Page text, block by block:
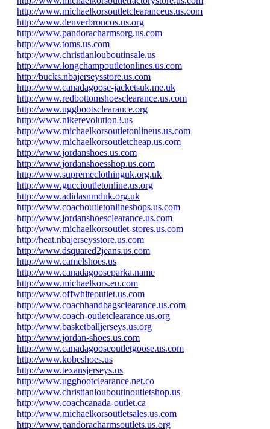
http://www.michaelkorsoutletclearanceus.us.com
http://www.denverbroncos.us.org
http://www.pandoracharmsorg.us.com
http://www.toms.us.com
http://www.christianlouboutinsale.us
http://www.longchampoutletonlines.us.com
http://bucks.nbajerseysstore.us.com
http://www.canadagoose-jacketsuk.me.uk
http://www.redbottomshoesclearance.us.com
http://www.uggbootsclearance.org
http://www.nikerevolution3.us
http://www.michaelkorsoutletonlineus.us.com
http://www.michaelkorsoutletcheap.us.com
http://www.jordanshoes.us.com
http://www.jordanshoesshop.us.com
http://www.supremeclothinguk.org.uk
http://www.guccioutletonline.us.org
http://www.adidasnmduk.org.uk
http://www.coachoutletonlineshops.us.com
http://www.jordanshoesclearance.us.com
http://www.michaelkorsoutlet-stores.us.com
http://heat.nbajerseysstore.us.com
http://www.dsquared2jeans.us.com
http://www.camelshoes.us
http://www.canadagooseparka.name
http://www.michaelkors.eu.com
http://www.offwhiteoutlet.us.com
http://www.coachhandbagsclearance.us.com
http://www.coach-outletclearance.us.org
http://www.basketballjerseys.us.org
http://www.jordan-shoes.us.com
http://www.canadagooseoutletgoose.us.com
http://www.kobeshoes.us
http://www.texansjerseys.us
http://www.uggbootclearance.net.co
http://www.christianlouboutinoutletshop.us
http://www.coachcanada-outlet.ca
http://www.michaelkorsoutletsales.us.com
http://www.pandoracharmsoutlets.us.org